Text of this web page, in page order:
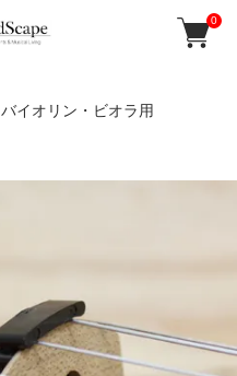
0
バイオリン・ビオラ用